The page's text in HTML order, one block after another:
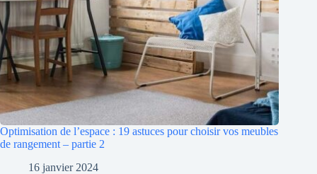
Optimisation de l’espace : 19 astuces pour choisir vos meubles
de rangement – partie 2
16 janvier 2024